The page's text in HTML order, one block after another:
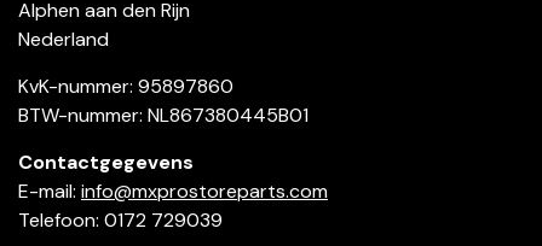
Alphen aan den Rijn
Nederland
KvK-nummer: 95897860
BTW-nummer: NL867380445B01
Contactgegevens
E-mail: info@mxprostoreparts.com
Telefoon: 0172 729039